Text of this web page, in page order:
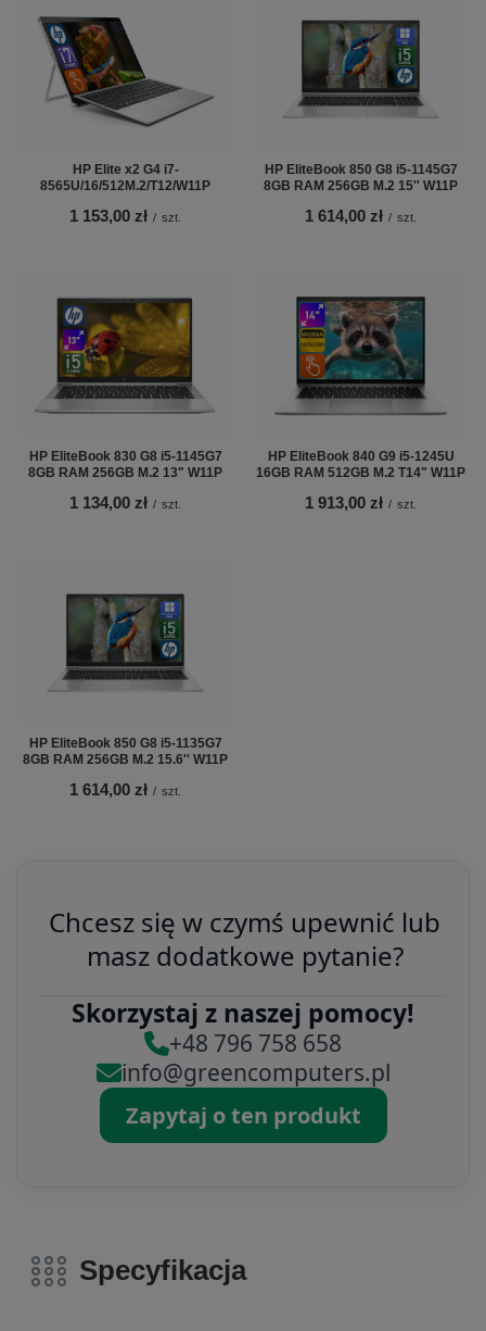
HP Elite x2 G4 i7-
8565U/16/512M.2/T12/W11P
1 153,00 zł / szt.
HP EliteBook 850 G8 i5-1145G7
8GB RAM 256GB M.2 15'' W11P
1 614,00 zł / szt.
HP EliteBook 830 G8 i5-1145G7
8GB RAM 256GB M.2 13" W11P
1 134,00 zł / szt.
HP EliteBook 840 G9 i5-1245U
16GB RAM 512GB M.2 T14" W11P
1 913,00 zł / szt.
HP EliteBook 850 G8 i5-1135G7
8GB RAM 256GB M.2 15.6'' W11P
1 614,00 zł / szt.
Chcesz się w czymś upewnić lub
masz dodatkowe pytanie?
Skorzystaj z naszej pomocy!
+48 796 758 658
info@greencomputers.pl
Zapytaj o ten produkt
Specyfikacja